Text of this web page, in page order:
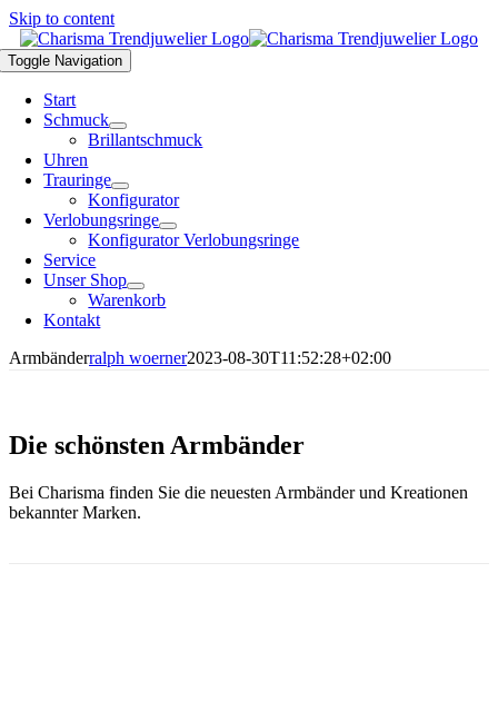
Skip to content
Toggle Navigation
Start
Schmuck
Brillantschmuck
Uhren
Trauringe
Konfigurator
Verlobungsringe
Konfigurator Verlobungsringe
Service
Unser Shop
Warenkorb
Kontakt
Armbänderralph woerner2023-08-30T11:52:28+02:00
Die schönsten Armbänder
Bei Charisma finden Sie die neuesten Armbänder und Kreationen
bekannter Marken.